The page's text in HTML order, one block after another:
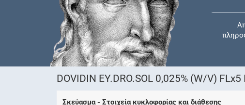
DOVIDIN EY.DRO.SOL 0,025% (W/V) FLx5
Σκεύασμα - Στοιχεία κυκλοφορίας και διάθεσης